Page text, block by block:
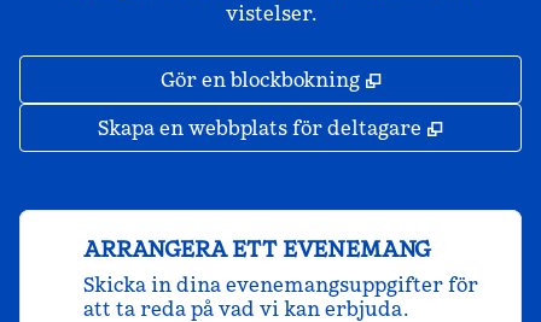
vistelser.
Gör en blockbokning ,
Skapa en webbplats för deltagare ,
ARRANGERA ETT EVENEMANG
Skicka in dina evenemangsuppgifter för
att ta reda på vad vi kan erbjuda.